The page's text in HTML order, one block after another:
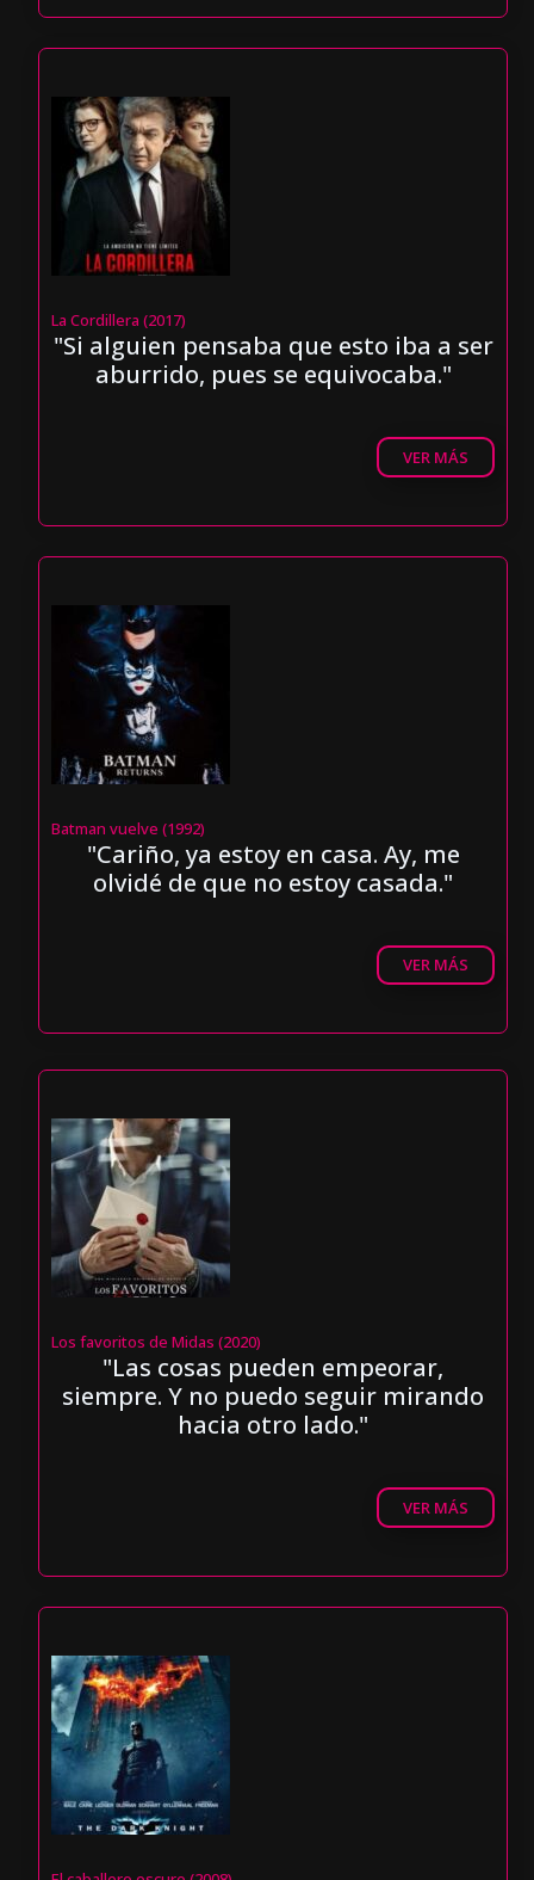
La Cordillera (2017)
"Si alguien pensaba que esto iba a ser
aburrido, pues se equivocaba."
VER MÁS
Batman vuelve (1992)
"Cariño, ya estoy en casa. Ay, me
olvidé de que no estoy casada."
VER MÁS
Los favoritos de Midas (2020)
"Las cosas pueden empeorar,
siempre. Y no puedo seguir mirando
hacia otro lado."
VER MÁS